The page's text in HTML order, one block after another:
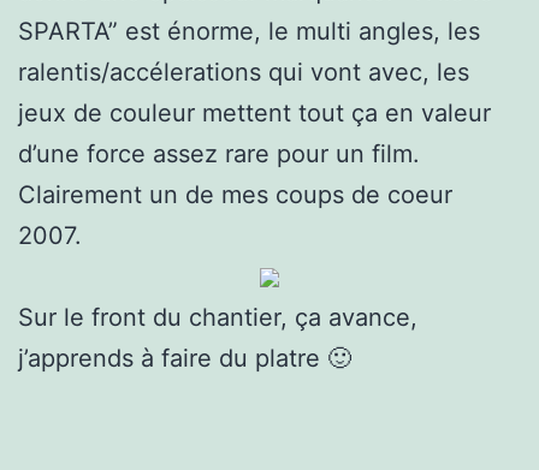
SPARTA” est énorme, le multi angles, les
ralentis/accélerations qui vont avec, les
jeux de couleur mettent tout ça en valeur
d’une force assez rare pour un film.
Clairement un de mes coups de coeur
2007.
Sur le front du chantier, ça avance,
j’apprends à faire du platre 🙂